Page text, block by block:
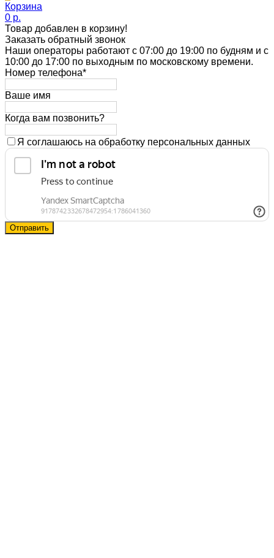
Корзина
0 p.
Товар добавлен в корзину!
Заказать обратный звонок
Наши операторы работают с 07:00 до 19:00 по будням и с
10:00 до 17:00 по выходным по московскому времени.
Номер телефона*
Ваше имя
Когда вам позвонить?
Я соглашаюсь на обработку персональных данных